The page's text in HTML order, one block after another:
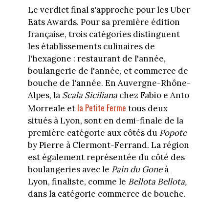
Le verdict final s'approche pour les Uber
Eats Awards. Pour sa première édition
française, trois catégories distinguent
les établissements culinaires de
l'hexagone : restaurant de l'année,
boulangerie de l'année, et commerce de
bouche de l'année. En Auvergne-Rhône-
Alpes, la Scala Sicilianachez Fabio e Anto
Morreale et la Petite Ferme tous deux
situés à Lyon, sont en demi-finale de la
première catégorie aux côtés du Popote
by Pierre à Clermont-Ferrand. La région
est également représentée du côté des
boulangeries avec le Pain du Goneà
Lyon, finaliste, comme le Bellota Bellota,
dans la catégorie commerce de bouche.